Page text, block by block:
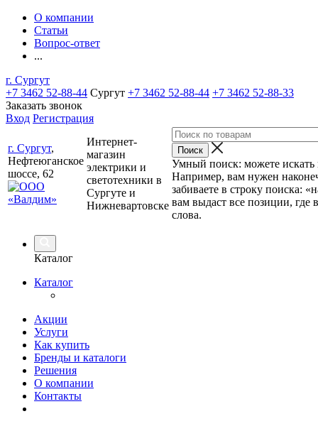
О компании
Статьи
Вопрос-ответ
...
г. Сургут
+7 3462 52-88-44 Сургут +7 3462 52-88-44 +7 3462 52-88-33
Заказать звонок
Вход Регистрация
г. Сургут,
Нефтеюганское
шоссе, 62
Интернет-
магазин
электрики и
светотехники в
Сургуте и
Нижневартовске
Умный поиск: можете искать
Например, вам нужен
забиваете в строку поиска:
вам выдаст все позиции, где
слова.
Каталог
Каталог
Акции
Услуги
Как купить
Бренды и каталоги
Решения
О компании
Контакты